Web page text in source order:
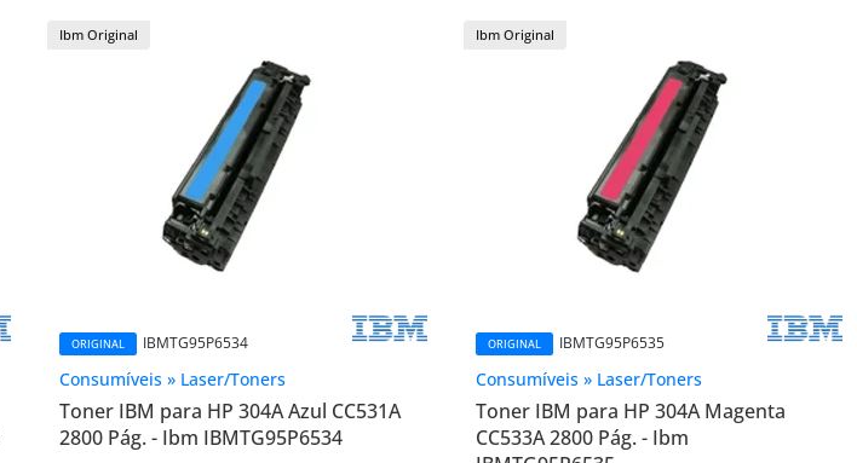
Ibm Original
ORIGINAL IBMTG95P6534
Consumíveis » Laser/Toners
Toner IBM para HP 304A Azul CC531A
2800 Pág. - Ibm IBMTG95P6534
Ibm Original
ORIGINAL IBMTG95P6535
Consumíveis » Laser/Toners
Toner IBM para HP 304A Magenta
CC533A 2800 Pág. - Ibm